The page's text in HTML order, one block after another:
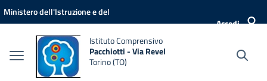
Vai ai contenuti
Vai al menu di navigazione
Vai al footer
Ministero dell'Istruzione e del
Accedi
Istituto Comprensivo
Pacchiotti - Via Revel
Torino (TO)